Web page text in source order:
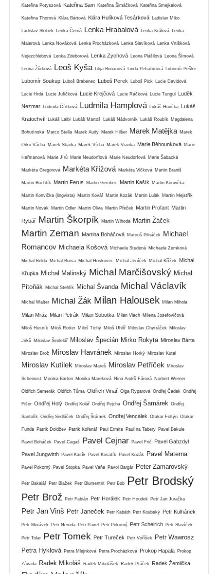
Kateřina Potyszová Kateřina Sam Kateřina Šimáčková Kateřina Smejkalová
Kateřina Thorová Klára Bártová Klára Hulíková Tesárková Ladislav Miko
Ladislav Skrbek Lenka Černá Lenka Hrabalová Lenka Králová Lenka
Maierová Lenka Nováková Lenka Procházková Lenka Slavíková Lenka Vrtišková
Nejezchlebová Lenka Zdeborová Lenka Zychová Leona Plášilová Leona Šímová
Leona Žůrková Leoš Kyša Lilija Burianová Linda Petraturová Lubomír Peške
Lubomír Soukup Luboš Brabenec Luboš Perek Luboš Pick Lucie Davidová
Lucie Hrdá Lucie Juřičková Lucie Krejčová Lucie Ráčková Lucie Tungul Luděk
Nezmar Ludmila Čírtková Ludmila Hamplová Lukáš Houška Lukáš
Kratochvíl Lukáš Laibl Lukáš Martoš Lukáš Nádvorník Lukáš Roubík Magdalena
Bohutínská Marco Stella Marek Audy Marek Hilšer Marek Matějka Marek
Orko Vácha Marek Skarka Marek Vícha Marek Vranka Marie Běhounková Marie
Heřmanová Marie Jírů Marie Neudorflová Marie Neudorfová Marie Šabacká
Markéta Gregorová Markéta Křížová Markéta Vlčková Martin Braniš
Martin Buchtík Martin Ferus Martin Gembec Martin Kašík Martin Konvička
Martin Konvička (lingvista) Martin Kovář Martin Kozák Martin Lulák Martin Mejstřík
Martin Novák Martin Odler Martin Oliva Martin Přeček Martin Profant Martin
Rybář Martin Škorpík Martin Wihoda Martin Žáček
Martin Zeman Martina Boháčová Matouš Pilnáček
Michael
Romancov Michaela Košová Michaela Studená Michaela Zemková
Michal Belda Michal Bursa Michal Hoskovec Michal Jeníček Michal Křížek Michal
Křupka Michal Malinský Michal Marčišovský Michal
Pitoňák
Michal Stehlík Michal Švanda Michal Václavík
Michal Walter Michal Žák Milan Halousek Milan Mihola
Milan Mráz Milan Petrák Milan Sobotka Milan Vlach Milena Josefovičová
Miloš Husník Miloš Rotter Miloš Tichý Miloš Uhlíř Miloslav Chytráček Miloslav
Jirků Miloslav Šindelář Miloslav Špecián Mirko Rokyta Miroslav Bárta
Miroslav Brož Miroslav Havránek Miroslav Horký Miroslav Kutal
Miroslav Kutílek Miroslav Mareš Miroslav Petříček Miroslav
Scheinost Monika Barton Monika Mareková Nina Andrš Fárová Norbert Werner
Oldřich Semerák Oldřich Tůma Oldřich Vinař Olga Ryparová Ondřej Čadek Ondřej
Fišer Ondřej Holý Ondřej Kolář Ondřej Pejcha Ondřej Šamárek Ondřej
Santolík Ondřej Sedláček Ondřej Šrámek Ondřej Vencálek Otakar Foltýn Otakar
Funda Patrik Doldžev Patrik Kořenář Paul Ermite Paulína Tabery Pavel Bakule
Pavel Boháček Pavel Cagaš Pavel Cejnar Pavel Frič Pavel Gabzdyl
Pavel Jungwirth Pavel Kasík Pavel Kosatík Pavel Kozák Pavel Materna
Pavel Pokorný Pavel Stopka Pavel Váňa Pavol Bargár Peter Zamarovský
Petr Bakalář Petr Blažek Petr Blumentrit Petr Bob Petr Brodský
Petr Brož Petr Fabián Petr Horálek Petr Houdek Petr Jan Juračka
Petr Jan Vinš Petr Janeček Petr Kabáth Petr Koubský Petr Kulhánek
Petr Morávek Petr Neruda Petr Pavel Petr Pokorný Petr Scheirich Petr Slavíček
Petr Tolar Petr Tomek Petr Tureček Petr Voříšek
Petr Wawrosz
Petra Hyklová Petra Mlejnková Petra Procházková Prokop Hapala Prokop
Závada Radek Mikoláš Radek Mikulášek Radek Ptáček Radek Žemlička